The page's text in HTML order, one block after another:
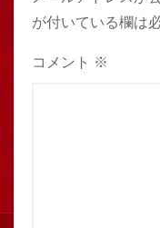
が付いている欄は
コメント ※